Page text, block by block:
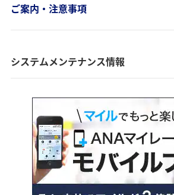
ご案内・注意事項
システムメンテナンス情報